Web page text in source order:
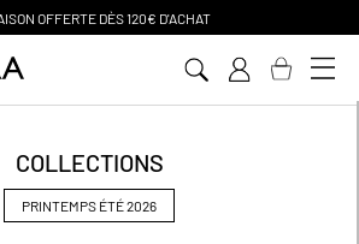
PAIEMENT EN 3 SANS FRAIS
COLLECTIONS
PRINTEMPS ÉTÉ 2026